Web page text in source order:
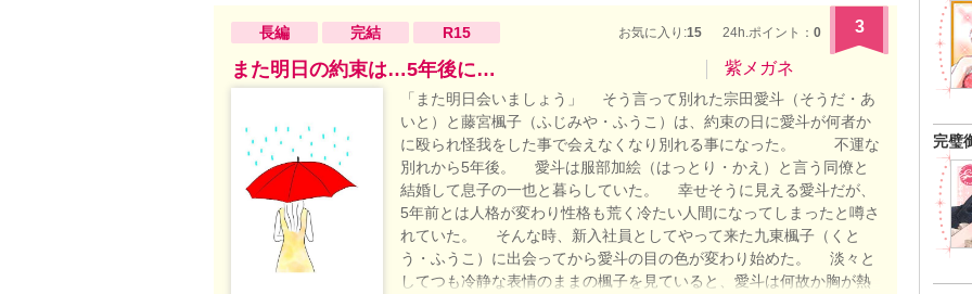
は再び赤いショートボブの女性、リコから七海が将也の元彼女に似て
いると聞き複雑に思う。 年末、将也と将吾の実家に帰省した七海
は、酔った将也にキスされ彼を激しく求めていることを実感する。
七海は将也への気持ちを封印しようとするが、ついに将也と一晩を共
にしてしまう。そんなとき、将吾から学生時代に恋人を将也に取られ
たと聞き、将吾を傷つけないと誓う。 将也と七海が関係を持ったこ
とを知った将吾はタガが外れ始める。 七海を軟禁状態にし、会社も勝
手に退職させようとする。七海は退職の挨拶で会社に行ったときに自
分の窮状を同僚の町谷に知らせる。町谷の機転で将也が助けにくる
が、将吾は七海を連れて車で逃走する。 二人をバイクで追いかける
将也。大事故になり、七海は将吾が七海をかばって大怪我をしたと聞
き、心を決める。 昏睡状態の将吾の爪を切っていた七海は、将吾と
将也の唯一の違いである「左手中指の腹の固さ」に気が付く。七海を
長編 完結 R15 お気に入り:15 24h.ポイント： 0 3
また明日の約束は…5年後に… 紫メガネ
「また明日会いましょう」 そう言って別れた宗田愛斗（そうだ・あ
いと）と藤宮楓子（ふじみや・ふうこ）は、約束の日に愛斗が何者か
に殴られ怪我をした事で会えなくなり別れる事になった。 不運な
別れから5年後。 愛斗は服部加絵（はっとり・かえ）と言う同僚と
結婚して息子の一也と暮らしていた。 幸せそうに見える愛斗だが、
5年前とは人格が変わり性格も荒く冷たい人間になってしまったと噂さ
れていた。 そんな時、新入社員としてやって来た九東楓子（くと
う・ふうこ）に出会ってから愛斗の目の色が変わり始めた。 淡々と
してつも冷静な表情のままの楓子を見ていると、愛斗は何故か胸が熱
完璧